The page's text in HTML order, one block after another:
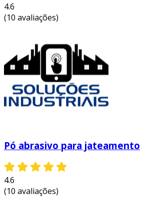
4.6
(10 avaliações)
Pó abrasivo para jateamento
4.6
(10 avaliações)